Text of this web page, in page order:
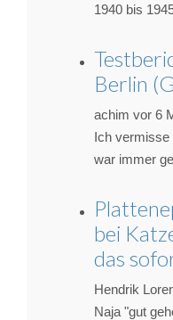
1940 bis
Berlin
achim vor 6
Ich vermisse
war immer
bei
das
Hendrik
Naja "gut